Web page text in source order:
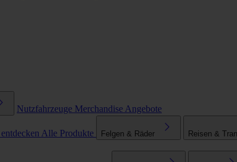
Nutzfahrzeuge Merchandise Angebote
Alle Produkte Felgen & Räder Reisen &